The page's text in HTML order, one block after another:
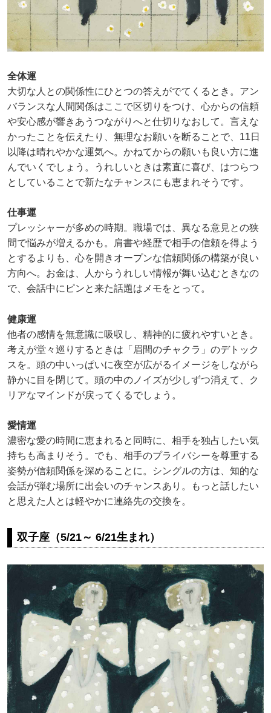
全体運
大切な人との関係性にひとつの答えがでてくるとき。アン
バランスな人間関係はここで区切りをつけ、心からの信頼
や安心感が響きあうつながりへと仕切りなおして。言えな
かったことを伝えたり、無理なお願いを断ることで、11日
以降は晴れやかな運気へ。かねてからの願いも良い方に進
んでいくでしょう。うれしいときは素直に喜び、はつらつ
としていることで新たなチャンスにも恵まれそうです。
仕事運
プレッシャーが多めの時期。職場では、異なる意見との狭
間で悩みが増えるかも。肩書や経歴で相手の信頼を得よう
とするよりも、心を開きオープンな信頼関係の構築が良い
方向へ。お金は、人からうれしい情報が舞い込むときなの
で、会話中にピンと来た話題はメモをとって。
健康運
他者の感情を無意識に吸収し、精神的に疲れやすいとき。
考えが堂々巡りするときは「眉間のチャクラ」のデトック
スを。頭の中いっぱいに夜空が広がるイメージをしながら
静かに目を閉じて。頭の中のノイズが少しずつ消えて、ク
リアなマインドが戻ってくるでしょう。
愛情運
濃密な愛の時間に恵まれると同時に、相手を独占したい気
持ちも高まりそう。でも、相手のプライバシーを尊重する
姿勢が信頼関係を深めることに。シングルの方は、知的な
会話が弾む場所に出会いのチャンスあり。もっと話したい
と思えた人とは軽やかに連絡先の交換を。
双子座（5/21～ 6/21生まれ）